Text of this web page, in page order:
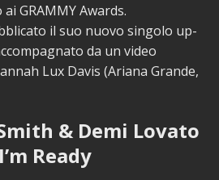
GRAMMY Awards.
il suo nuovo singolo up-
da un video
Lux Davis (Ariana Grande,
& Demi Lovato
Ready